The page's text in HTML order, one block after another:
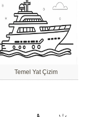
Temel Yat Çizim